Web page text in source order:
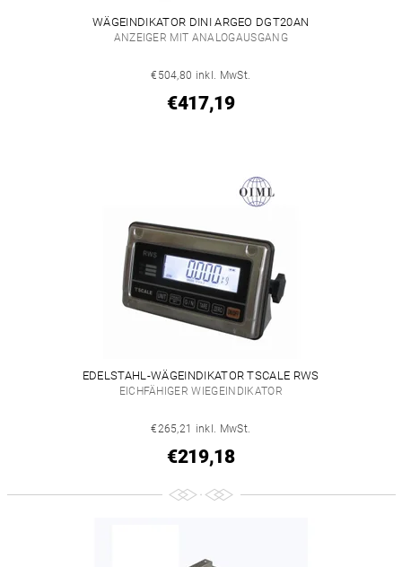
WÄGEINDIKATOR DINI ARGEO DGT20AN
ANZEIGER MIT ANALOGAUSGANG
€504,80 inkl. MwSt.
€417,19
EDELSTAHL-WÄGEINDIKATOR TSCALE RWS
EICHFÄHIGER WIEGEINDIKATOR
€265,21 inkl. MwSt.
€219,18